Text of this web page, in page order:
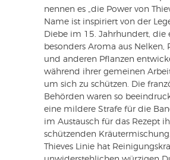
nennen es „die Power von
Name ist inspiriert von der
Diebe im 15. Jahrhundert, die
besonders Aroma aus Nelken,
und anderen Pflanzen
während ihrer gemeinen
um sich zu schützen. Die
Behörden waren so
eine mildere Strafe für die
im Austausch für das Rezept
schützenden
Thieves Linie hat